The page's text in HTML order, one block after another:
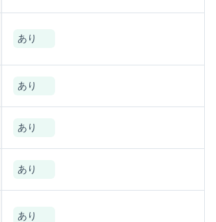
あり
あり
あり
あり
あり